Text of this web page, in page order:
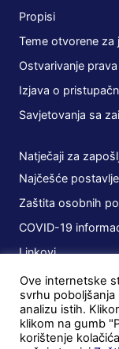
Propisi
Teme otvorene za
Ostvarivanje
Izjava o
Savjetovanja sa
Natječaji za
Najčešće
Zaštita osobnih
COVID-19
Linkovi
Planovi
Javna nabava
Ugovori
Ove internetske
svrhu
analizu istih.
klikom na gumb
korištenje